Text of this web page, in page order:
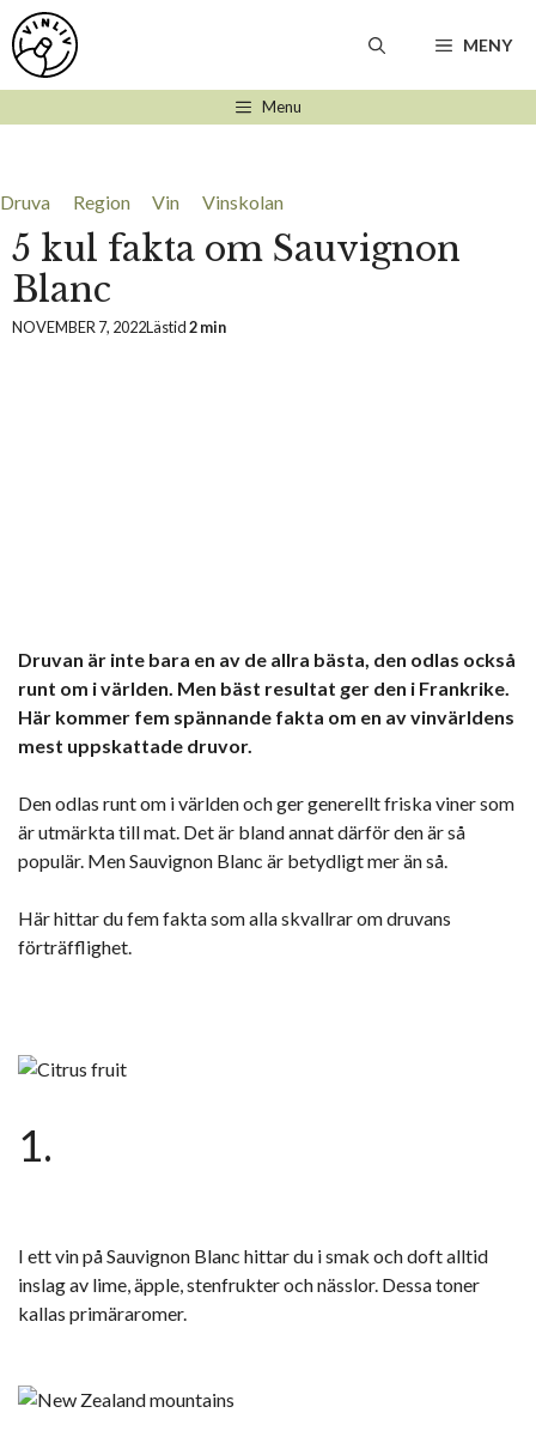
Hoppa
till
innehåll
MENY
Menu
Druva Region Vin Vinskolan
5 kul fakta om Sauvignon
Blanc
NOVEMBER 7, 2022Lästid2 min
Druvan är inte bara en av de allra bästa, den odlas också
runt om i världen. Men bäst resultat ger den i Frankrike.
Här kommer fem spännande fakta om en av vinvärldens
mest uppskattade druvor.
Den odlas runt om i världen och ger generellt friska viner som
är utmärkta till mat. Det är bland annat därför den är så
populär. Men Sauvignon Blanc är betydligt mer än så.
Här hittar du fem fakta som alla skvallrar om druvans
förträfflighet.
1.
I ett vin på Sauvignon Blanc hittar du i smak och doft alltid
inslag av lime, äpple, stenfrukter och nässlor. Dessa toner
kallas primäraromer.